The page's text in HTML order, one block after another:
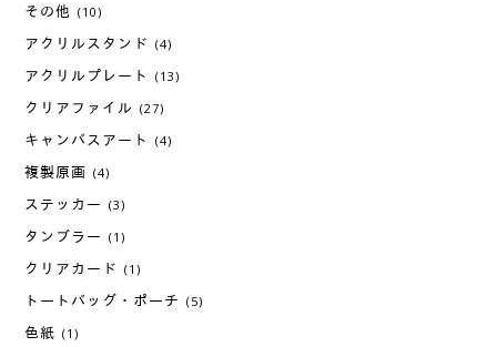
その他 (10)
アクリルスタンド (4)
アクリルプレート (13)
クリアファイル (27)
キャンバスアート (4)
複製原画 (4)
ステッカー (3)
タンブラー (1)
クリアカード (1)
トートバッグ・ポーチ (5)
色紙 (1)